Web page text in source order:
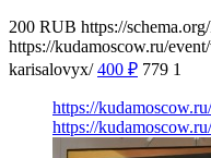
200 RUB https://
https://kudamoscow.ru/
karisalovyx/ 400 ₽ 779 1
https://
https://